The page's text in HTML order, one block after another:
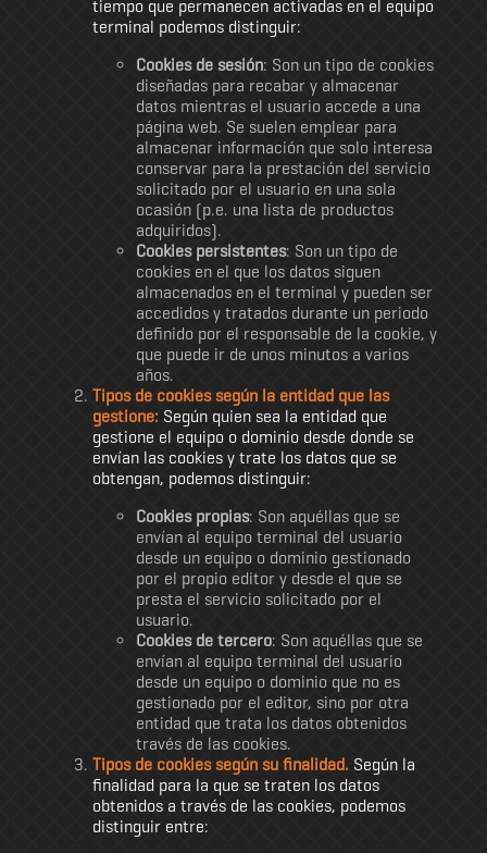
tiempo que permanecen activadas en el equipo
terminal podemos distinguir:
Cookies de sesión: Son un tipo de cookies
diseñadas para recabar y almacenar
datos mientras el usuario accede a una
página web. Se suelen emplear para
almacenar información que solo interesa
conservar para la prestación del servicio
solicitado por el usuario en una sola
ocasión (p.e. una lista de productos
adquiridos).
Cookies persistentes: Son un tipo de
cookies en el que los datos siguen
almacenados en el terminal y pueden ser
accedidos y tratados durante un periodo
definido por el responsable de la cookie, y
que puede ir de unos minutos a varios
años.
Tipos de cookies según la entidad que las
gestione: Según quien sea la entidad que
gestione el equipo o dominio desde donde se
envían las cookies y trate los datos que se
obtengan, podemos distinguir:
Cookies propias: Son aquéllas que se
envían al equipo terminal del usuario
desde un equipo o dominio gestionado
por el propio editor y desde el que se
presta el servicio solicitado por el
usuario.
Cookies de tercero: Son aquéllas que se
envían al equipo terminal del usuario
desde un equipo o dominio que no es
gestionado por el editor, sino por otra
entidad que trata los datos obtenidos
través de las cookies.
Tipos de cookies según su finalidad. Según la
finalidad para la que se traten los datos
obtenidos a través de las cookies, podemos
distinguir entre: